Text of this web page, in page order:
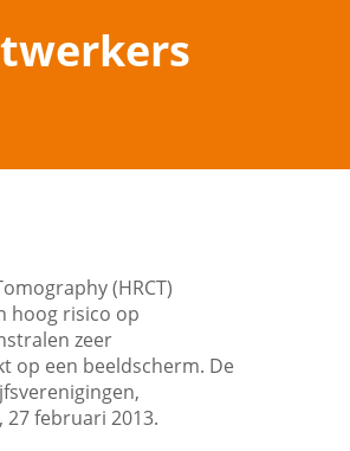
(HRCT)
hoog risico op
zeer
op een beeldscherm. De
februari 2013.